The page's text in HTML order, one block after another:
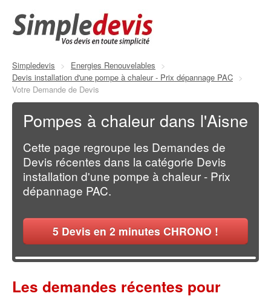
Simpledevis > Energies Renouvelables
>
Devis installation d'une pompe à chaleur - Prix dépannage PAC >
Votre Demande de Devis
Pompes à chaleur dans l'Aisne
Cette page regroupe les Demandes de
Devis récentes dans la catégorie Devis
installation d'une pompe à chaleur - Prix
dépannage PAC.
5 Devis en 2 minutes CHRONO !
Les demandes récentes pour